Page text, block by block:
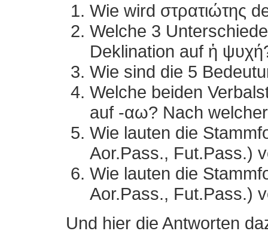
Wie wird στρατιώτης
Welche 3
Deklination auf ἡ
Wie sind die 5
Welche beiden
auf -αω? Nach
Wie lauten die
Aor.Pass., Fut.Pass.)
Wie lauten die
Aor.Pass., Fut.Pass.)
Und hier die Antworten